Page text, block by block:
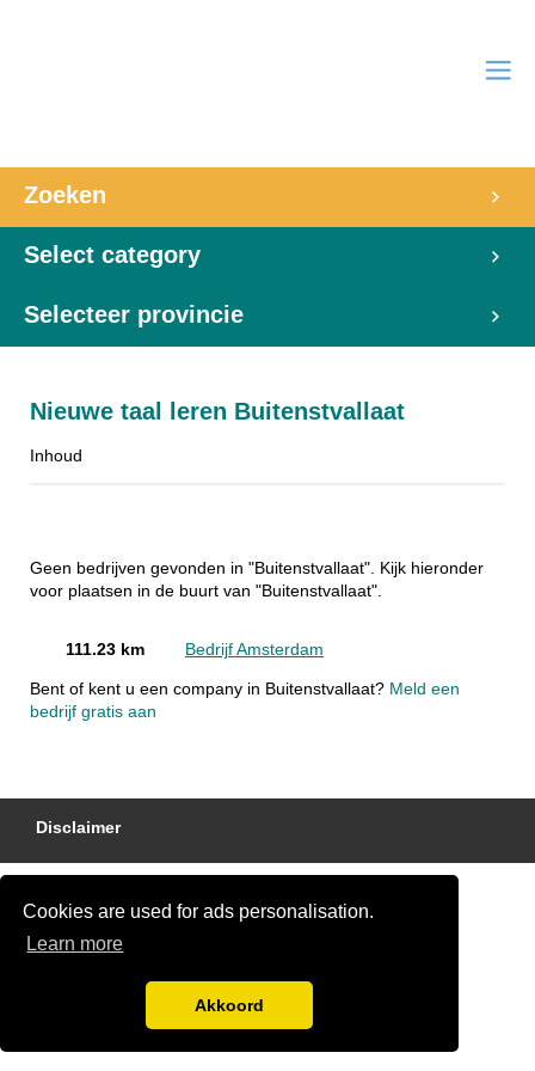
Cookies are used for ads personalisation.
Learn more
Akkoord
Zoeken
Select category
Selecteer provincie
Nieuwe taal leren Buitenstvallaat
Inhoud
Geen bedrijven gevonden in "Buitenstvallaat". Kijk hieronder
voor plaatsen in de buurt van "Buitenstvallaat".
111.23 km Bedrijf Amsterdam
Bent of kent u een company in Buitenstvallaat? Meld een
bedrijf gratis aan
Disclaimer